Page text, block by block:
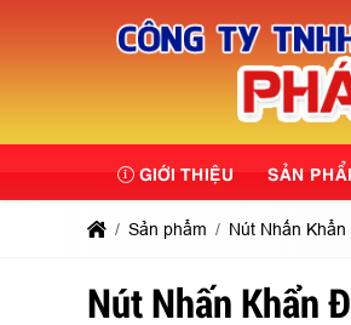
GIỚI THIỆU SẢN
Sản phẩm Nút Nhấn
Nút Nhấn Khẩn